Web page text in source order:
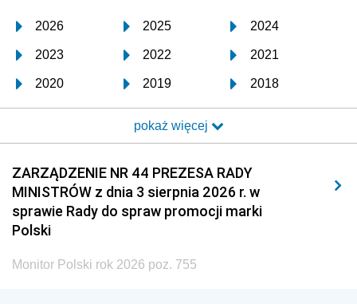
2026 2025 2024
2023 2022 2021
2020 2019 2018
2017 2016 2015
2014 2013 2012
2011 2010 2009
2008 2007 2006
2005
pokaż więcej
ZARZĄDZENIE NR 44 PREZESA RADY
MINISTRÓW z dnia 3 sierpnia 2026 r. w
sprawie Rady do spraw promocji marki
Polski
Monitor Polski rok 2026 poz. 755